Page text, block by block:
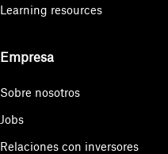
Learning resources
Empresa
Sobre nosotros
Jobs
Relaciones con inversores